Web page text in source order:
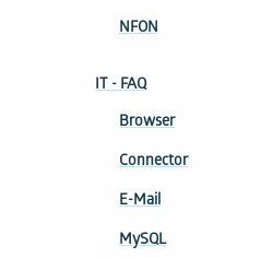
NFON
IT - FAQ
Browser
Connector
E-Mail
MySQL